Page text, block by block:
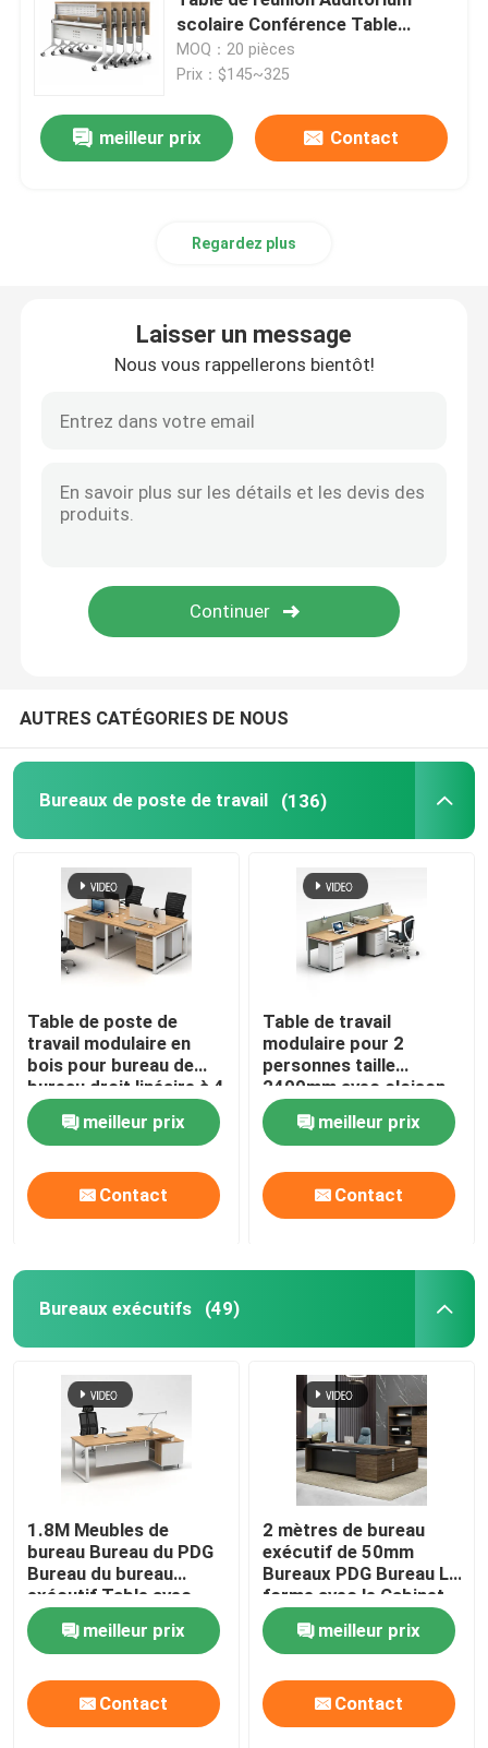
Bureaux exécutifs
Bureau réglable de taille de bureau
Classeurs en bois de bureau
Bureau d'accueil
Ensemble de selles de Tableau de barre
Cosse insonorisée de bureau
Coin extérieur Sofa Set
scolaire Conférence Table
pliante en laminaire
MOQ：20 pièces
Prix：$145~325
meilleur prix Contact
Regardez plus
Laisser un message
Nous vous rappellerons bientôt!
AUTRES CATÉGORIES DE NOUS
Bureaux de poste de travail (136)
Table de poste de
travail modulaire en
bois pour bureau de
bureau droit linéaire à 4
voies
meilleur prix
Contact
Table de travail
modulaire pour 2
personnes taille
2400mm avec cloison
en tissu
meilleur prix
Contact
Bureaux exécutifs (49)
1.8M Meubles de
bureau Bureau du PDG
Bureau du bureau
exécutif Table avec
cabinet
meilleur prix
Contact
2 mètres de bureau
exécutif de 50mm
Bureaux PDG Bureau L
forme avec le Cabinet
latéral
meilleur prix
Contact